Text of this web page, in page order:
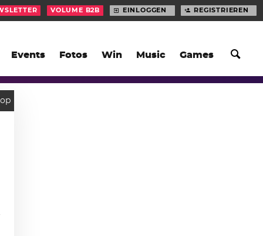
Events Fotos Win Music Games
VOLUME B2B EINLOGGEN REGISTRIEREN